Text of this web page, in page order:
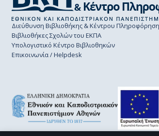
Διεύθυνση Βιβλιοθήκης & Κέντρου
Βιβλιοθήκες Σχολών του ΕΚΠΑ
Υπολογιστικό Κέντρο Βιβλιοθηκών
Επικοινωνία / Helpdesk